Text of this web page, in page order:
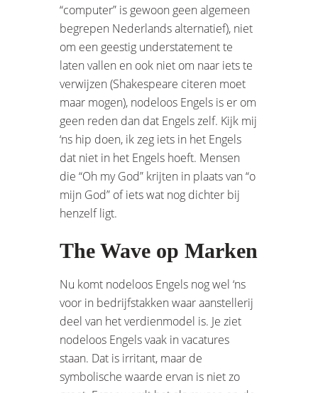
“computer” is gewoon geen algemeen
begrepen Nederlands alternatief), niet
om een geestig understatement te
laten vallen en ook niet om naar iets te
verwijzen (Shakespeare citeren moet
maar mogen), nodeloos Engels is er om
geen reden dan dat Engels zelf. Kijk mij
‘ns hip doen, ik zeg iets in het Engels
dat niet in het Engels hoeft. Mensen
die “Oh my God” krijten in plaats van “o
mijn God” of iets wat nog dichter bij
henzelf ligt.
The Wave op Marken
Nu komt nodeloos Engels nog wel ‘ns
voor in bedrijfstakken waar aanstellerij
deel van het verdienmodel is. Je ziet
nodeloos Engels vaak in vacatures
staan. Dat is irritant, maar de
symbolische waarde ervan is niet zo